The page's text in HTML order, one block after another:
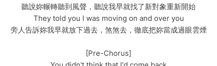
聽說妳輾轉聽到風聲，聽說我早就找了新對象重新開始
They told you I was moving on and over you
旁人告訴妳我早就放下過去，煞煞去，徹底把妳當成過眼雲煙
[Pre-Chorus]